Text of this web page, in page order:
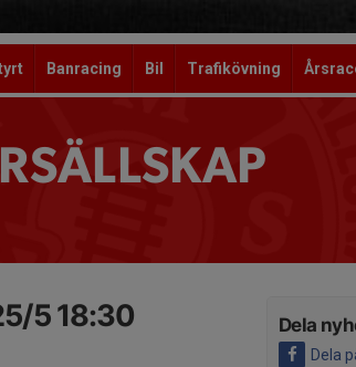
Banracing Bil Trafikövning
Dela
Dela
5 18:30